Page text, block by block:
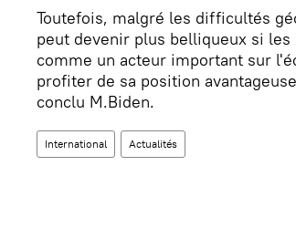
Toutefois, malgré les difficultés
peut devenir plus belliqueux si
comme un acteur important sur
profiter de sa position
conclu M.Biden.
International Actualités